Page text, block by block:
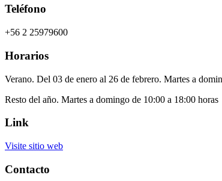
Teléfono
+56 2 25979600
Horarios
Verano. Del 03 de enero al 26 de febrero. Martes a
Resto del año. Martes a domingo de 10:00 a 18:00 horas
Link
Visite sitio web
Contacto